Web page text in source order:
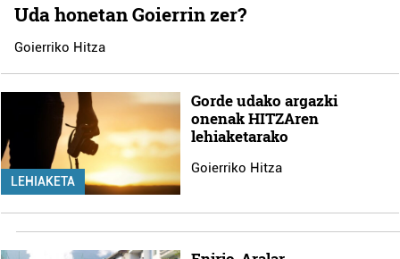
Uda honetan Goierrin zer?
Goierriko Hitza
LEHIAKETA
Gorde udako argazki
onenak HITZAren
lehiaketarako
Goierriko Hitza